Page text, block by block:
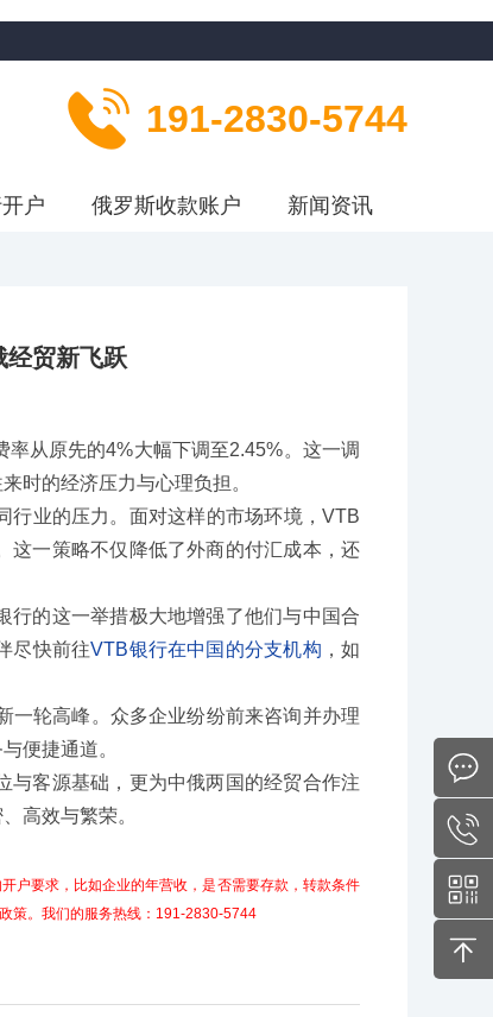
191-2830-5744
户 俄罗斯收款账户 新闻资讯
经贸新飞跃
从原先的4%大幅下调至2.45%。这一调
时的经济压力与心理负担。
行业的压力。面对这样的市场环境，VTB
这一策略不仅降低了外商的付汇成本，还
行的这一举措极大地增强了他们与中国合
尽快前往VTB银行在中国的分支机构 ，如
一轮高峰。众多企业纷纷前来咨询并办理
便捷通道。
与客源基础，更为中俄两国的经贸合作注
高效与繁荣。
户要求，比如企业的年营收，是否需要存款，转款条件
策。我们的服务热线：191-2830-5744